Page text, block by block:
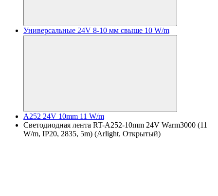
Универсальные 24V 8-10 мм свыше 10 W/m
A252 24V 10mm 11 W/m
Светодиодная лента RT-A252-10mm 24V Warm3000 (11
W/m, IP20, 2835, 5m) (Arlight, Открытый)